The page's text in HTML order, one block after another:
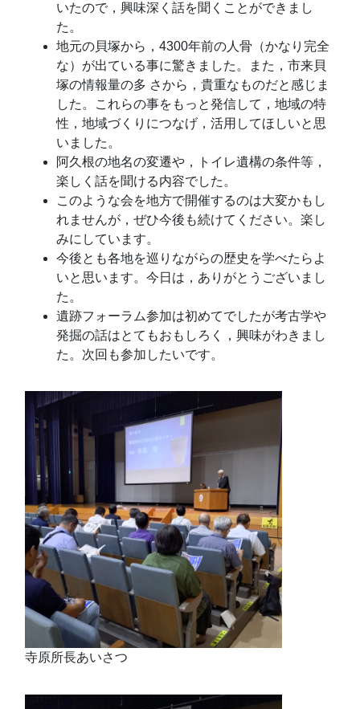
いたので，興味深く話を聞くことができまし
た。
地元の貝塚から，4300年前の人骨（かなり完全
な）が出ている事に驚きました。また，市来貝
塚の情報量の多 さから，貴重なものだと感じま
した。これらの事をもっと発信して，地域の特
性，地域づくりにつなげ，活用してほしいと思
いました。
阿久根の地名の変遷や，トイレ遺構の条件等，
楽しく話を聞ける内容でした。
このような会を地方で開催するのは大変かもし
れませんが，ぜひ今後も続けてください。楽し
みにしています。
今後とも各地を巡りながらの歴史を学べたらよ
いと思います。今日は，ありがとうございまし
た。
遺跡フォーラム参加は初めてでしたが考古学や
発掘の話はとてもおもしろく，興味がわきまし
た。次回も参加したいです。
寺原所長あいさつ